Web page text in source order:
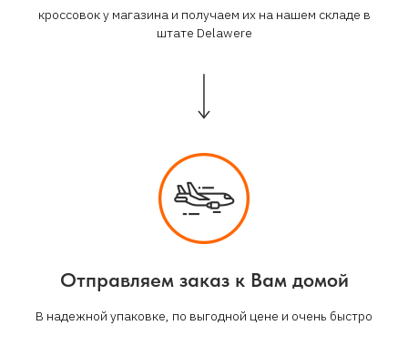
кроссовок у магазина и получаем их на нашем складе в
штате Delawere
Отправляем заказ к Вам домой
В надежной упаковке, по выгодной цене и очень быстро